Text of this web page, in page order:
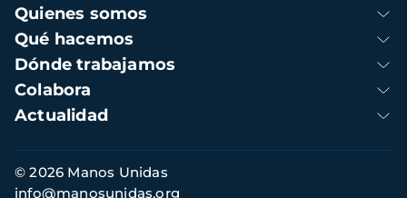
Navegación
principal
Quienes somos
Qué hacemos
Dónde trabajamos
Colabora
Actualidad
Información
de
© 2026 Manos Unidas
info@manosunidas.org